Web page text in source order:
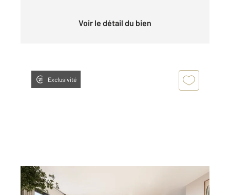
Voir le détail du bien
Exclusivité
PORTO VECCHIO 201
56 m2, 2 pièces